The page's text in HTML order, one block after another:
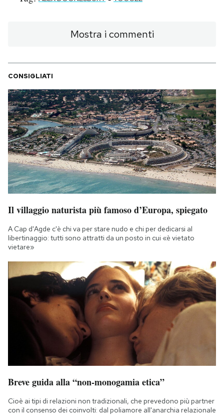
SHOP
CALENDARIO
AREA PERSONALE
Area Personale
Notifiche mobile
Regala il Post
Esci
Mostra i commenti
CONSIGLIATI
Il villaggio naturista più famoso d’Europa, spiegato
A Cap d'Agde c'è chi va per stare nudo e chi per dedicarsi al
libertinaggio: tutti sono attratti da un posto in cui «è vietato
vietare»
Breve guida alla “non-monogamia etica”
Cioè ai tipi di relazioni non tradizionali, che prevedono più partner
con il consenso dei coinvolti: dal poliamore all'anarchia relazionale